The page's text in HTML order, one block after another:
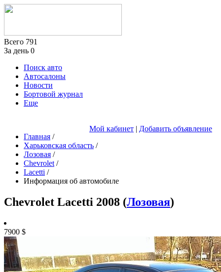
Всего 791
За день 0
Поиск авто
Автосалоны
Новости
Бортовой журнал
Еще
Мой кабинет | Добавить объявление
Главная /
Харьковская область /
Лозовая /
Chevrolet /
Lacetti /
Информация об автомобиле
Chevrolet Lacetti 2008 (Лозовая)
7900 $